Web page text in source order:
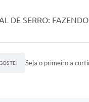
DE SERRO:
Seja o primeiro a